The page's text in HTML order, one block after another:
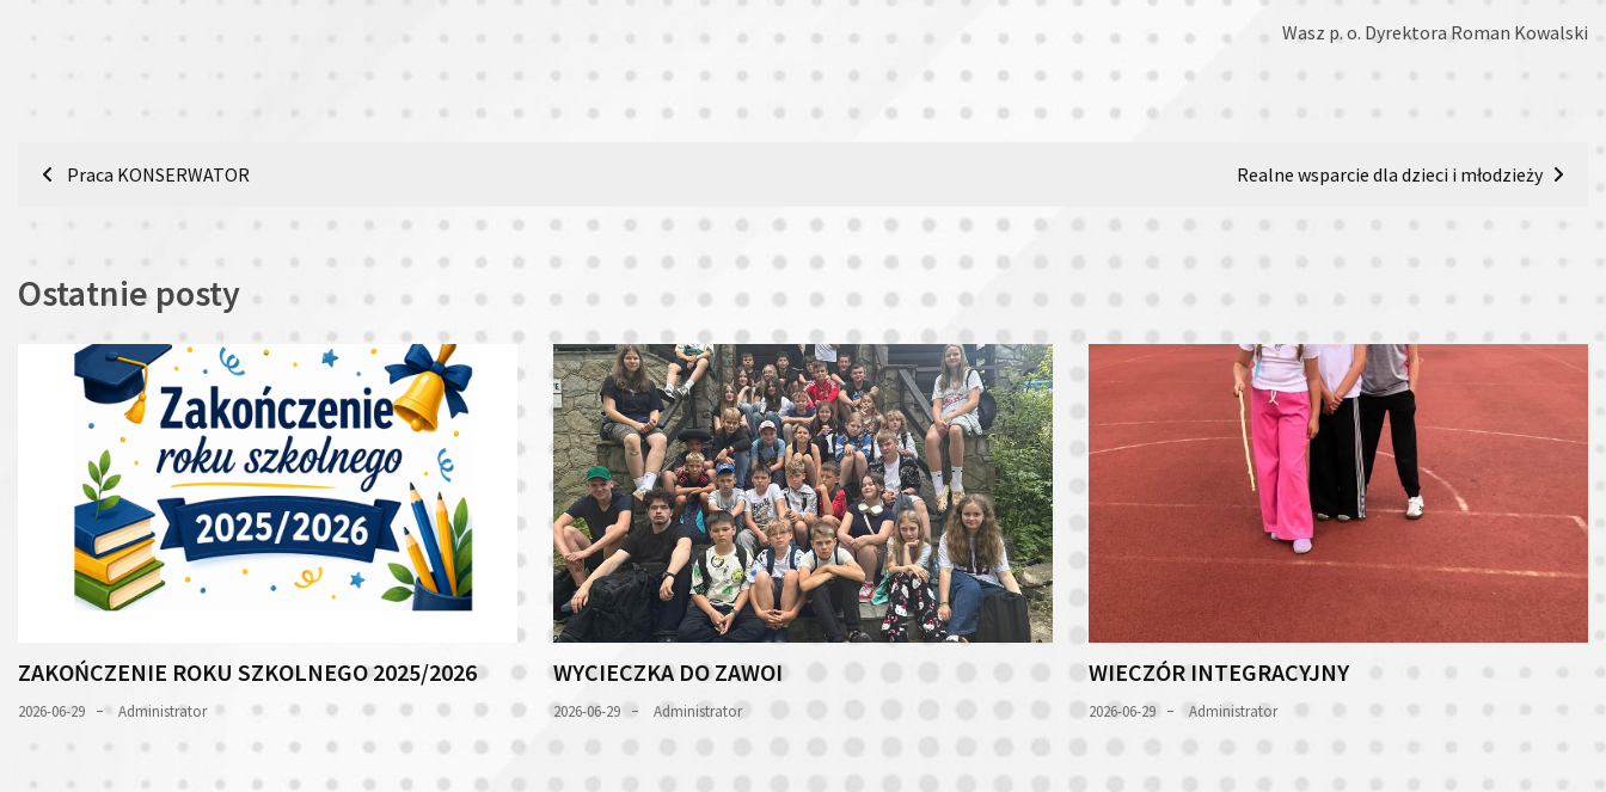
Wasz p. o. Dyrektora Roman Kowalski
Nawigacja
Praca KONSERWATOR Realne wsparcie dla dzieci i młodzieży
Ostatnie posty
ZAKOŃCZENIE ROKU SZKOLNEGO 2025/2026
2026-06-29 Administrator
WYCIECZKA DO ZAWOI
2026-06-29 Administrator
WIECZÓR INTEGRACYJNY
2026-06-29 Administrator